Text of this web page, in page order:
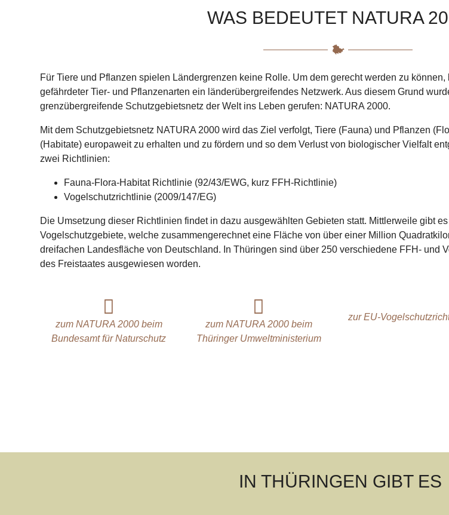
WAS BEDEUTET NATURA
Für Tiere und Pflanzen spielen Ländergrenzen keine Rolle. Um dem gerecht werden zu
gefährdeter Tier- und Pflanzenarten ein länderübergreifendes Netzwerk. Aus diesem Grund
grenzübergreifende Schutzgebietsnetz der Welt ins Leben gerufen: NATURA 2000.
Mit dem Schutzgebietsnetz NATURA 2000 wird das Ziel verfolgt, Tiere (Fauna) und Pflanzen
(Habitate) europaweit zu erhalten und zu fördern und so dem Verlust von biologischer Vielfalt
zwei Richtlinien:
Fauna-Flora-Habitat Richtlinie (92/43/EWG, kurz FFH-Richtlinie)
Vogelschutzrichtlinie (2009/147/EG)
Die Umsetzung dieser Richtlinien findet in dazu ausgewählten Gebieten statt. Mittlerweile gibt
Vogelschutzgebiete, welche zusammengerechnet eine Fläche von über einer Million
dreifachen Landesfläche von Deutschland. In Thüringen sind über 250 verschiedene FFH- und
des Freistaates ausgewiesen worden.
zum NATURA 2000 beim
Bundesamt für Naturschutz
zum NATURA 2000 beim
Thüringer Umweltministerium
zur EU-
IN THÜRINGEN GIBT ES